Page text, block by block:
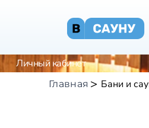
Личный кабинет
Главная Бани и